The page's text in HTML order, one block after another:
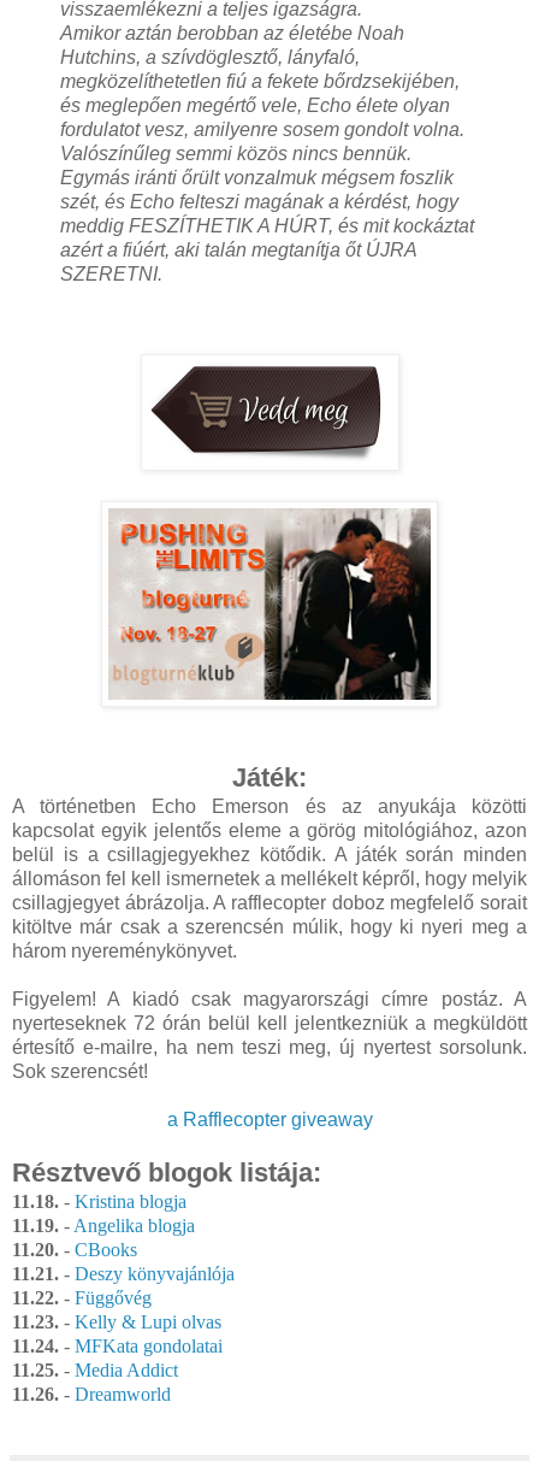
visszaemlékezni a teljes igazságra.
Amikor aztán berobban az életébe Noah
Hutchins, a szívdöglesztő, lányfaló,
megközelíthetetlen fiú a fekete bőrdzsekijében,
és meglepően megértő vele, Echo élete olyan
fordulatot vesz, amilyenre sosem gondolt volna.
Valószínűleg semmi közös nincs bennük.
Egymás iránti őrült vonzalmuk mégsem foszlik
szét, és Echo felteszi magának a kérdést, hogy
meddig FESZÍTHETIK A HÚRT, és mit kockáztat
azért a fiúért, aki talán megtanítja őt ÚJRA
SZERETNI.
Játék:
A történetben Echo Emerson és az anyukája közötti
kapcsolat egyik jelentős eleme a görög mitológiához, azon
belül is a csillagjegyekhez kötődik. A játék során minden
állomáson fel kell ismernetek a mellékelt képről, hogy melyik
csillagjegyet ábrázolja. A rafflecopter doboz megfelelő sorait
kitöltve már csak a szerencsén múlik, hogy ki nyeri meg a
három nyereménykönyvet.
Figyelem! A kiadó csak magyarországi címre postáz. A
nyerteseknek 72 órán belül kell jelentkezniük a megküldött
értesítő e-mailre, ha nem teszi meg, új nyertest sorsolunk.
Sok szerencsét!
a Rafflecopter giveaway
Résztvevő blogok listája:
11.18. - Kristina blogja
11.19. - Angelika blogja
11.20. - CBooks
11.21. - Deszy könyvajánlója
11.22. - Függővég
11.23. - Kelly & Lupi olvas
11.24. - MFKata gondolatai
11.25. - Media Addict
11.26. - Dreamworld